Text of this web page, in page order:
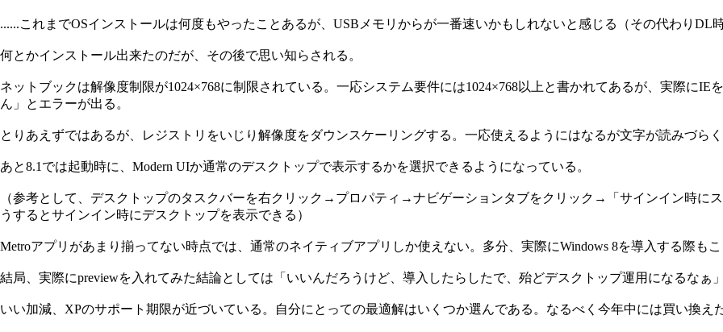
......これまでOSインストールは何度もやったことあるが、USBメモリからが一番速いかもしれないと感じる（その代わりDL
何とかインストール出来たのだが、その後で思い知らされる。
ネットブックは解像度制限が1024×768に制限されている。一応システム要件には1024×768以上と書かれてあるが、実際に
ん」とエラーが出る。
とりあえずではあるが、レジストリをいじり解像度をダウンスケーリングする。一応使えるようにはなるが文字が読みづら
あと8.1では起動時に、Modern UIか通常のデスクトップで表示するかを選択できるようになっている。
（参考として、デスクトップのタスクバーを右クリック→プロパティ→ナビゲーションタブをクリック→「サインイン時に
うするとサインイン時にデスクトップを表示できる）
Metroアプリがあまり揃ってない時点では、通常のネイティブアプリしか使えない。多分、実際にWindows 8を導入する際もこ
結局、実際にpreviewを入れてみた結論としては「いいんだろうけど、導入したらしたで、殆どデスクトップ運用になるなぁ
いい加減、XPのサポート期限が近づいている。自分にとっての最適解はいくつか選んである。なるべく今年中には買い換え